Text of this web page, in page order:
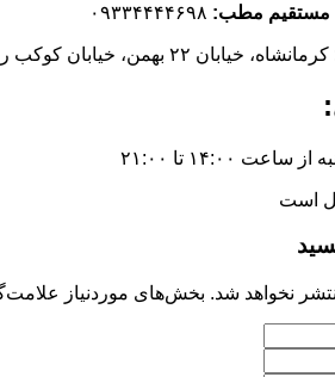
مستقیم مطب:
کرمانشاه، خیابان ۲۲ بهمن، خیابان کوکب رشیدی، روبه‌روی مسجد، ساختمان پزشکان، مطب دکتر دولت‌یاری
۱۴:۰۰ تا ۲۱:۰۰
است
نخواهد شد. بخش‌های موردنیاز